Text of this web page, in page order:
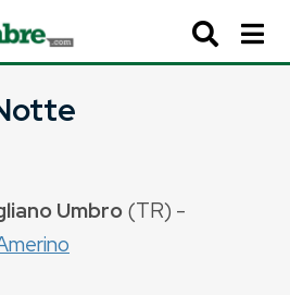
Umbro(TR) -